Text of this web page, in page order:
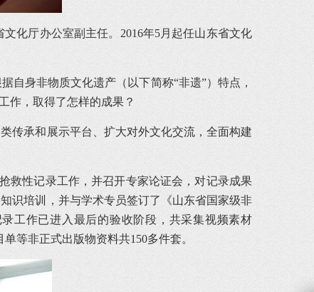
化厅办公室副主任。2016年5月起任山东省文化
自身非物质文化遗产（以下简称“非遗”）特点，
作，取得了怎样的成果？
传承和展示平台、扩大对外文化交流，全面构建
救性记录工作，并召开专家论证会，对记录成果
识培训，并与学术专员签订了《山东省国家级非
工作已进入最后的验收阶段，共采集视频素材
等非正式出版物资料共150多件套。